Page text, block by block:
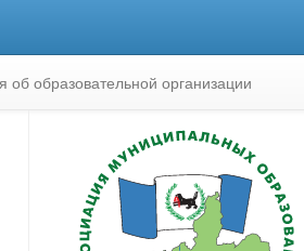
об образовательной организации